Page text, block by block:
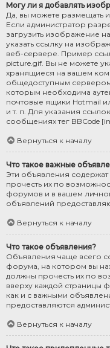
Могу ли я добавлять
Да, вы можете размещать
Если администратор
загрузить изображение
указать ссылку на
веб-сервере. Пример
picture.gif. Вы не можете
хранящиеся на вашем
общедоступным
которым необходима
почтовые ящики Hotmail
и т. п. Для указания
сообщениях тег BBCode
Вернуться к началу
Что такое важные
Эти объявления
прочесть их по
форумов и в вашем
объявлений
Вернуться к началу
Что такое объявления?
Объявления чаще всего
форума, на котором вы
должны прочесть их по
вверху каждой страницы
как и с важными
предоставляются
Вернуться к началу